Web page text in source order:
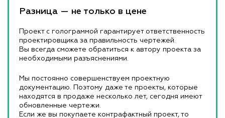
Разница — не только в цене
Проект с голограммой гарантирует ответственность
проектировщика за правильность чертежей.
Вы всегда сможете обратиться к автору проекта за
необходимыми разъяснениями.
Мы постоянно совершенствуем проектную
документацию. Поэтому даже те проекты, которые
находятся в продаже несколько лет, сегодня имеют
обновленные чертежи.
Если же вы покупаете контрафактный проект, то